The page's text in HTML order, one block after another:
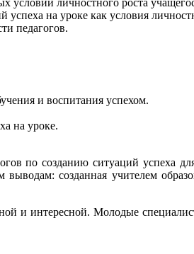
на уроке как условия
педагогов.
и воспитания успехом.
на уроке.
по созданию ситуаций успеха
созданная учителем
и интересной. Молодые